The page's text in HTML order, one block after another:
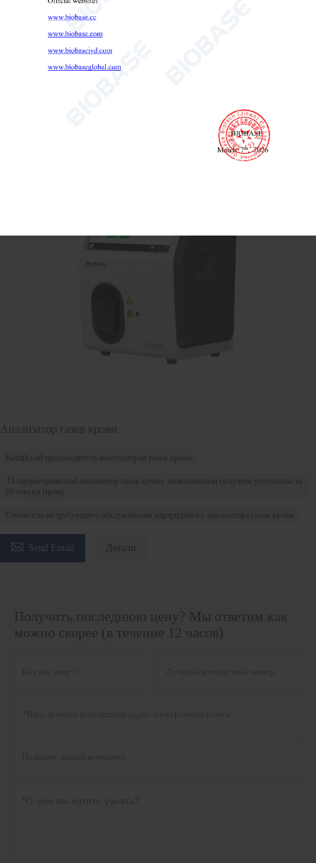
Настраиваемый панельный анализатор газов крови для лаборатории
шестиступенчатая интеллектуальная система анализа газов крови
Send Email Детали
Анализатор газов крови
Китайский производитель анализаторов газов крови
33-параметрический анализатор газов крови, позволяющий получить результаты за
60 секунд (цена)
Стоимость не требующего обслуживания картриджного анализатора газов крови
 Send Email Детали
Получить последнюю цену? Мы ответим как
можно скорее (в течение 12 часов)